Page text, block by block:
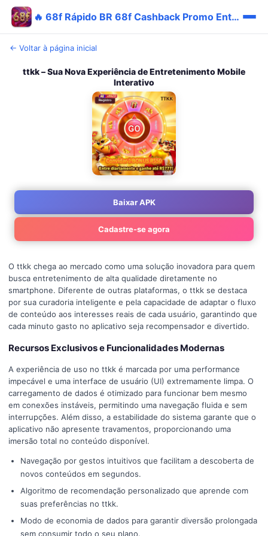
🔥 68f Rápido BR 68f Cashback Promo Entrar
← Voltar à página inicial
ttkk – Sua Nova Experiência de Entretenimento Mobile
Interativo
Baixar APK
Cadastre-se agora
O ttkk chega ao mercado como uma solução inovadora para quem
busca entretenimento de alta qualidade diretamente no
smartphone. Diferente de outras plataformas, o ttkk se destaca
por sua curadoria inteligente e pela capacidade de adaptar o fluxo
de conteúdo aos interesses reais de cada usuário, garantindo que
cada minuto gasto no aplicativo seja recompensador e divertido.
Recursos Exclusivos e Funcionalidades Modernas
A experiência de uso no ttkk é marcada por uma performance
impecável e uma interface de usuário (UI) extremamente limpa. O
carregamento de dados é otimizado para funcionar bem mesmo
em conexões instáveis, permitindo uma navegação fluida e sem
interrupções. Além disso, a estabilidade do sistema garante que o
aplicativo não apresente travamentos, proporcionando uma
imersão total no conteúdo disponível.
Navegação por gestos intuitivos que facilitam a descoberta de
novos conteúdos em segundos.
Algoritmo de recomendação personalizado que aprende com
suas preferências no ttkk.
Modo de economia de dados para garantir diversão prolongada
sem consumir todo o seu plano.